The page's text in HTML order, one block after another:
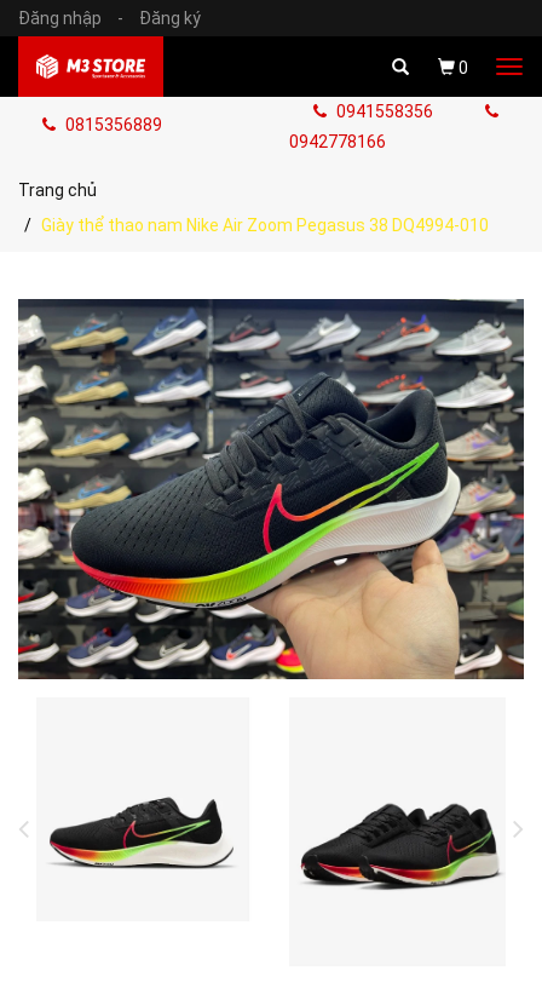
Đăng nhập - Đăng ký
0
0815356889
0941558356
0942778166
Trang chủ
Giày thể thao nam Nike Air Zoom Pegasus 38 DQ4994-010